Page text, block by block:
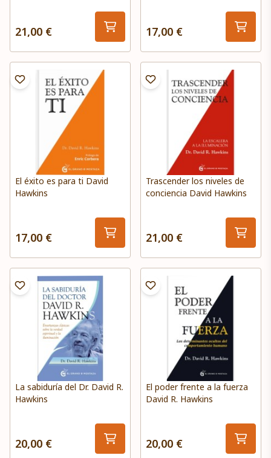
21,00 € 17,00 €
El éxito es para ti David
Hawkins
17,00 €
Trascender los niveles de
conciencia David Hawkins
21,00 €
La sabiduría del Dr. David R.
Hawkins
20,00 €
El poder frente a la fuerza
David R. Hawkins
20,00 €